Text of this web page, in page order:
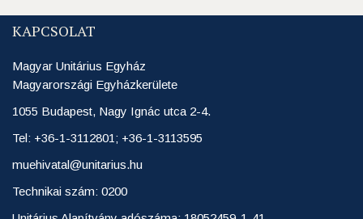
KAPCSOLAT
Magyar Unitárius Egyház
Magyarországi Egyházkerülete
1055 Budapest, Nagy Ignác utca 2-4.
Tel: +36-1-3112801; +36-1-3113595
muehivatal@unitarius.hu
Technikai szám: 0200